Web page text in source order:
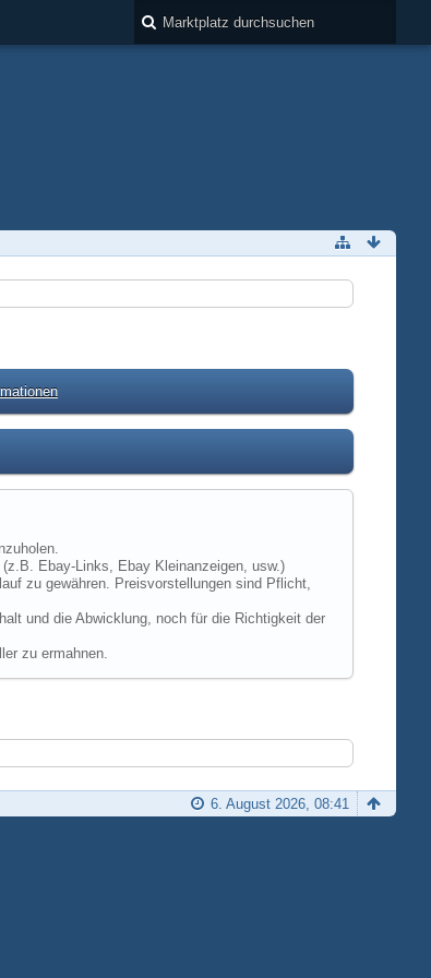
Ebay-Links, Ebay Kleinanzeigen, usw.)
zu gewähren. Preisvorstellungen sind Pflicht,
und die Abwicklung, noch für die Richtigkeit der
zu ermahnen.
6. August 2026, 08:41